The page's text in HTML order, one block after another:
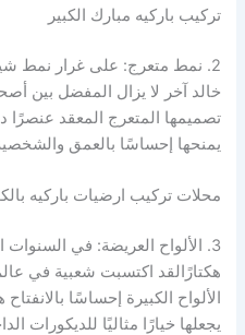
تركيب باركيه مبارك الكبير
2. نمط متعرج: على غرار نمط
خالد آخر لا يزال المفضل بين
تصميمها المتعرج المعقد عنصرًا
يمنحها إحساسًا بالعمق
محلات تركيب ارضيات باركيه
3. الألواح العريضة: في السنوات
هكتارًالقد اكتسبت شعبية في
الألواح الكبيرة إحساسًا
يجعلها خيارًا مثاليًا للديكورات